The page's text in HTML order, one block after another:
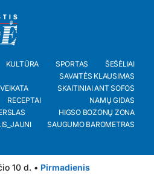
KULTŪRA SPORTAS
ŠEŠĖLIAI
SAVAITĖS KLAUSIMAS
SKAITINIAI ANT SOFOS
RECEPTAI
NAMŲ GIDAS
HIGSO BOZONŲ ZONA
SAUGUMO BAROMETRAS
10 d. • Pirmadienis